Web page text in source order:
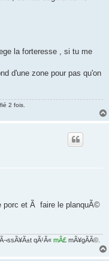
la forteresse , si tu me
d'une zone pour pas qu'on
2 fois.
porc et Ã faire le planquÃ©
qÃ¹Ã« mÃ£ mÃ¥gÃ­Ã©.